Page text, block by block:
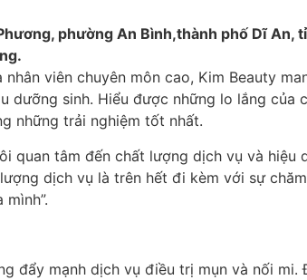
phường An Bình,thành phố Dĩ
viên chuyên môn cao, Kim Beauty
dưỡng sinh. Hiểu được những lo lắng
những trải nghiệm tốt nhất.
quan tâm đến chất lượng dịch vụ và
dịch vụ là trên hết đi kèm với sự
đẩy mạnh dịch vụ điều trị mụn và nối